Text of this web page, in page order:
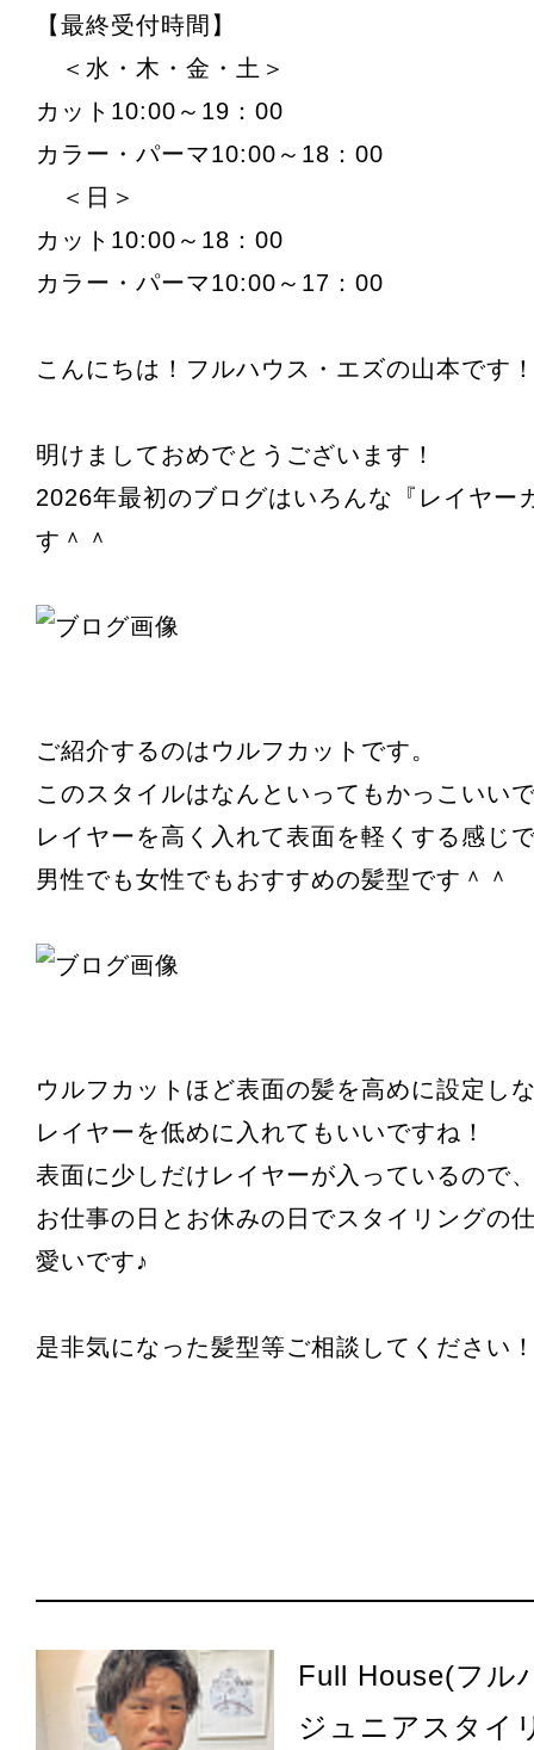
【最終受付時間】
＜水・木・金・土＞
カット10:00～19：00
カラー・パーマ10:00～18：00
＜日＞
カット10:00～18：00
カラー・パーマ10:00～17：00
こんにちは！フルハウス・エズの山本です
明けましておめでとうございます！
2026年最初のブログはいろんな『レイヤー
す＾＾
ご紹介するのはウルフカットです。
このスタイルはなんといってもかっこいい
レイヤーを高く入れて表面を軽くする感じ
男性でも女性でもおすすめの髪型です＾＾
ウルフカットほど表面の髪を高めに設定し
レイヤーを低めに入れてもいいですね！
表面に少しだけレイヤーが入っているので
お仕事の日とお休みの日でスタイリングの
愛いです♪
是非気になった髪型等ご相談してください
Full House(フル
ジュニアスタイ